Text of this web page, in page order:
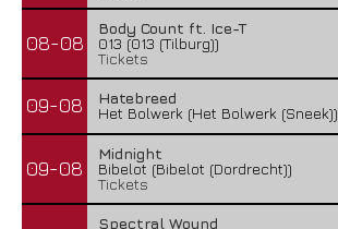
08-08
Body Count ft. Ice-T
013 (013 (Tilburg))
Tickets
09-08
Hatebreed
Het Bolwerk (Het Bolwerk (Sneek))
09-08
Midnight
Bibelot (Bibelot (Dordrecht))
Tickets
Spectral Wound